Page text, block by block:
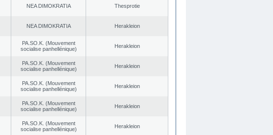
NEA DΙMOKRATIA Thesprotie
NEA DΙMOKRATIA Herakleion
PA.SO.K. (Mouvement
socialise panhellénique)
Herakleion
PA.SO.K. (Mouvement
socialise panhellénique)
Herakleion
PA.SO.K. (Mouvement
socialise panhellénique)
Herakleion
PA.SO.K. (Mouvement
socialise panhellénique)
Herakleion
PA.SO.K. (Mouvement
socialise panhellénique)
Herakleion